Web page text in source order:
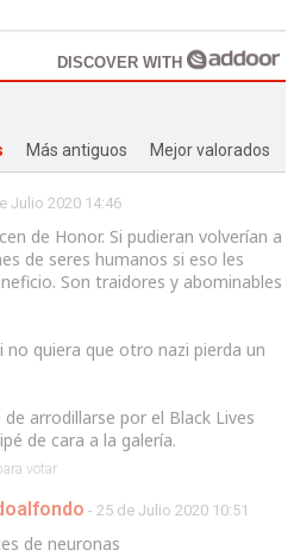
DISCOVER WITH
Más antiguos Mejor valorados
Julio 2020 14:46
de Honor. Si pudieran volverían a
de seres humanos si eso les
Son traidores y abominables
no quiera que otro nazi pierda un
arrodillarse por el Black Lives
de cara a la galería.
votar
- 25 de Julio 2020 10:51
de neuronas